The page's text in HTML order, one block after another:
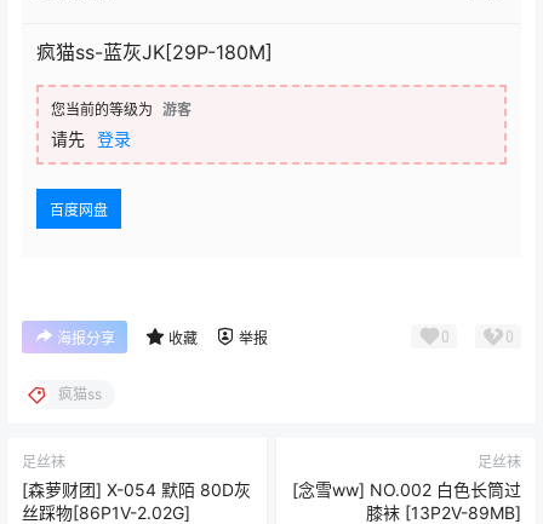
疯猫ss-蓝灰JK[29P-180M]
您当前的等级为 游客
请先 登录
百度网盘
海报分享 收藏 举报 0 0
疯猫ss
足丝袜
[森萝财团] X-054 默陌 80D灰
丝踩物[86P1V-2.02G]
足丝袜
[念雪ww] NO.002 白色长筒过
膝袜 [13P2V-89MB]